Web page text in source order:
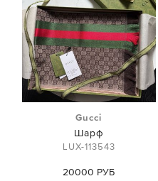
Gucci
Шарф
LUX-113543
20000 РУБ